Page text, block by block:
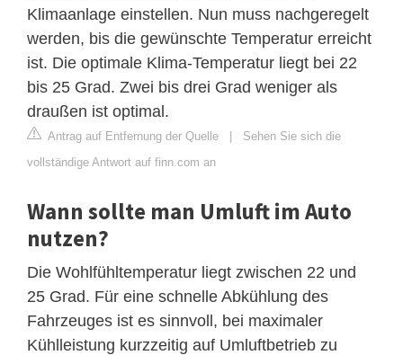
Klimaanlage einstellen. Nun muss nachgeregelt
werden, bis die gewünschte Temperatur erreicht
ist. Die optimale Klima-Temperatur liegt bei 22
bis 25 Grad. Zwei bis drei Grad weniger als
draußen ist optimal.
Antrag auf Entfernung der Quelle | Sehen Sie sich die
vollständige Antwort auf finn.com an
Wann sollte man Umluft im Auto
nutzen?
Die Wohlfühltemperatur liegt zwischen 22 und
25 Grad. Für eine schnelle Abkühlung des
Fahrzeuges ist es sinnvoll, bei maximaler
Kühlleistung kurzzeitig auf Umluftbetrieb zu